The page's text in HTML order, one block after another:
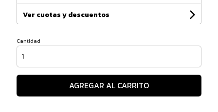
Ver cuotas y descuentos
Cantidad
AGREGAR AL CARRITO